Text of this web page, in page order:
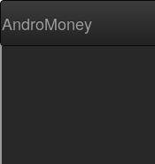
AndroMoney